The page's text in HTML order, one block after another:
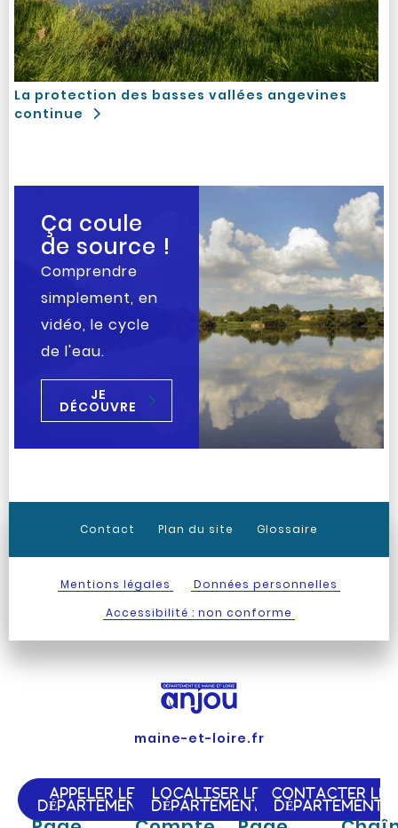
La protection des basses vallées angevines
continue
Ça coule
de source !
Comprendre
simplement, en
vidéo, le cycle
de l'eau.
JE
DÉCOUVRE
Contact Plan du site Glossaire
Mentions légales
Données personnelles
Accessibilité : non conforme
maine-et-loire.fr
APPELER LE
DÉPARTEMENT
LOCALISER LE
DÉPARTEMENT
CONTACTER LE
DÉPARTEMENT